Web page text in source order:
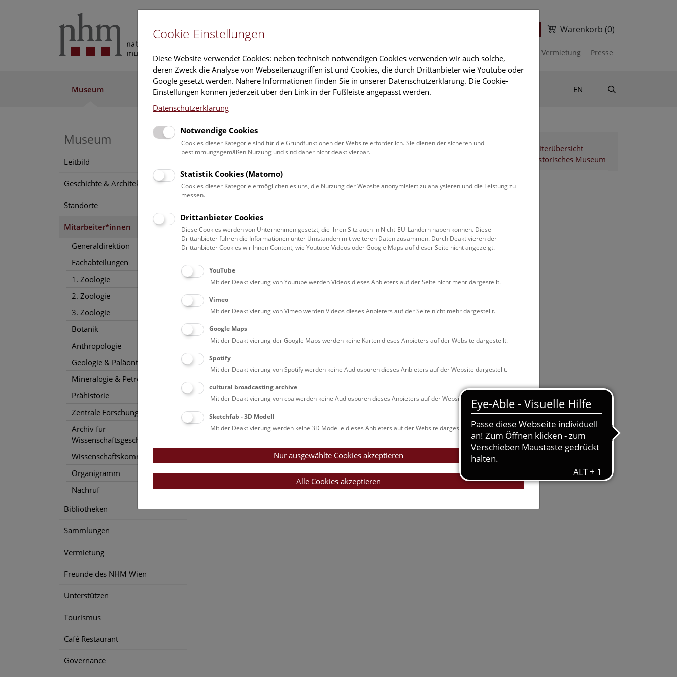
Warenkorb (0)
Vermietung Presse
Museum Ausstellung Forschung Führungen & Aktivitäten Deck 50 EN
Museum
Leitbild
Geschichte & Architektur
Standorte
Mitarbeiter*innen
Generaldirektion
Fachabteilungen
1. Zoologie
2. Zoologie
3. Zoologie
Botanik
Anthropologie
Geologie & Paläontologie
Mineralogie & Petrographie
Prähistorie
Zentrale Forschungslaboratorien
Archiv für
Wissenschaftsgeschichte
Wissenschaftskommunikation
Organigramm
Nachruf
Bibliotheken
Sammlungen
Vermietung
Freunde des NHM Wien
Unterstützen
Tourismus
Café Restaurant
Governance
Mitarbeiterübersicht
Naturhistorisches Museum
Cookie-Einstellungen
Diese Website verwendet Cookies: neben technisch notwendigen Cookies verwenden wir auch solche,
deren Zweck die Analyse von Webseitenzugriffen ist und Cookies, die durch Drittanbieter wie Youtube oder
Google gesetzt werden. Nähere Informationen finden Sie in unserer Datenschutzerklärung. Die Cookie-
Einstellungen können jederzeit über den Link in der Fußleiste angepasst werden.
Datenschutzerklärung
Notwendige Cookies
Cookies dieser Kategorie sind für die Grundfunktionen der Website erforderlich. Sie dienen der sicheren und
bestimmungsgemäßen Nutzung und sind daher nicht deaktivierbar.
Statistik Cookies (Matomo)
Cookies dieser Kategorie ermöglichen es uns, die Nutzung der Website anonymisiert zu analysieren und die Leistung zu
messen.
Drittanbieter Cookies
Diese Cookies werden von Unternehmen gesetzt, die ihren Sitz auch in Nicht-EU-Ländern haben können. Diese
Drittanbieter führen die Informationen unter Umständen mit weiteren Daten zusammen. Durch Deaktivieren der
Drittanbieter Cookies wir Ihnen Content, wie Youtube-Videos oder Google Maps auf dieser Seite nicht angezeigt.
YouTube
Mit der Deaktivierung von Youtube werden Videos dieses Anbieters auf der Seite nicht mehr dargestellt.
Vimeo
Mit der Deaktivierung von Vimeo werden Videos dieses Anbieters auf der Seite nicht mehr dargestellt.
Google Maps
Mit der Deaktivierung der Google Maps werden keine Karten dieses Anbieters auf der Website dargestellt.
Spotify
Mit der Deaktivierung von Spotify werden keine Audiospuren dieses Anbieters auf der Website dargestellt.
cultural broadcasting archive
Mit der Deaktivierung von cba werden keine Audiospuren dieses Anbieters auf der Website dargestellt.
Sketchfab - 3D Modell
Mit der Deaktivierung werden keine 3D Modelle dieses Anbieters auf der Website dargestellt.
Nur ausgewählte Cookies akzeptieren
Alle Cookies akzeptieren